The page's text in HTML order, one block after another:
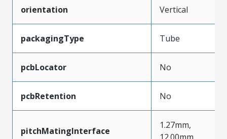
orientation Vertical
packagingType Tube
pcbLocator No
pcbRetention No
pitchMatingInterface
1.27mm,
12.00mm